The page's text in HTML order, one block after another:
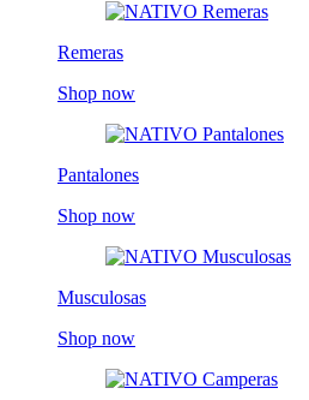
Remeras
Shop now
Pantalones
Shop now
Musculosas
Shop now